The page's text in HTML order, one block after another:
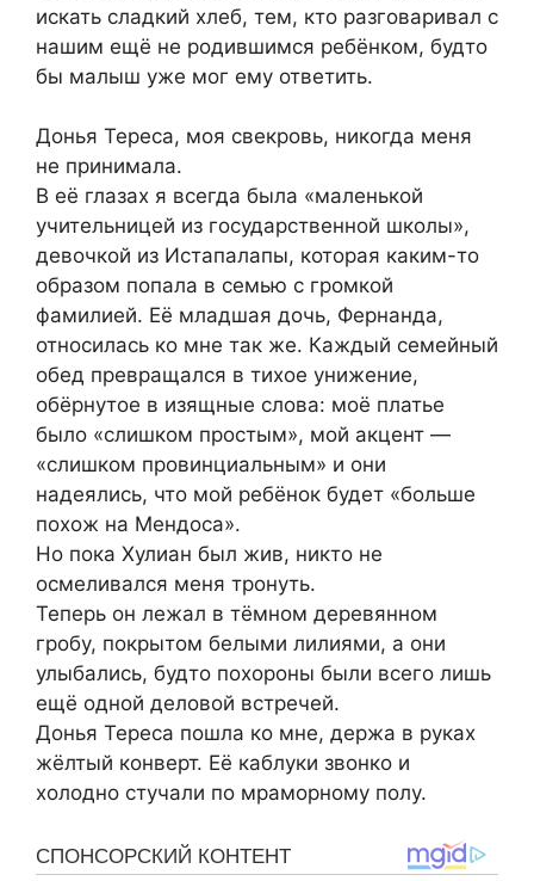
искать сладкий хлеб, тем, кто разговаривал с
нашим ещё не родившимся ребёнком, будто
бы малыш уже мог ему ответить.
Донья Тереса, моя свекровь, никогда меня
не принимала.
В её глазах я всегда была «маленькой
учительницей из государственной школы»,
девочкой из Истапалапы, которая каким-то
образом попала в семью с громкой
фамилией. Её младшая дочь, Фернанда,
относилась ко мне так же. Каждый семейный
обед превращался в тихое унижение,
обёрнутое в изящные слова: моё платье
было «слишком простым», мой акцент —
«слишком провинциальным» и они
надеялись, что мой ребёнок будет «больше
похож на Мендоса».
Но пока Хулиан был жив, никто не
осмеливался меня тронуть.
Теперь он лежал в тёмном деревянном
гробу, покрытом белыми лилиями, а они
улыбались, будто похороны были всего лишь
ещё одной деловой встречей.
Донья Тереса пошла ко мне, держа в руках
жёлтый конверт. Её каблуки звонко и
холодно стучали по мраморному полу.